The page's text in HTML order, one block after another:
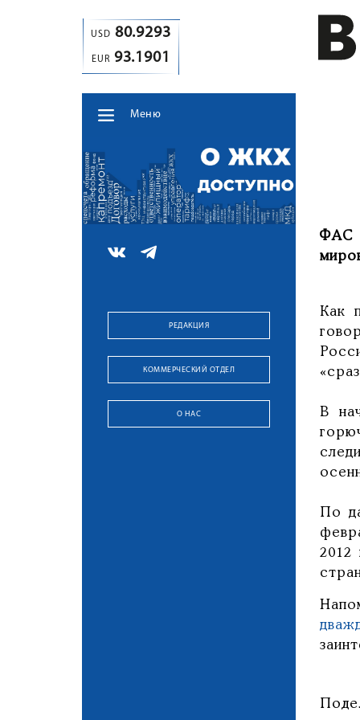
USD 80.9293
EUR 93.1901
Меню
РЕДАКЦИЯ
КОММЕРЧЕСКИЙ ОТДЕЛ
О НАС
ФАС
Как
В
По
2012